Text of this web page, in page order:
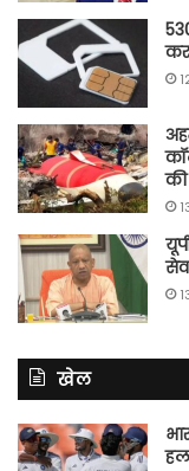
कर
खेल